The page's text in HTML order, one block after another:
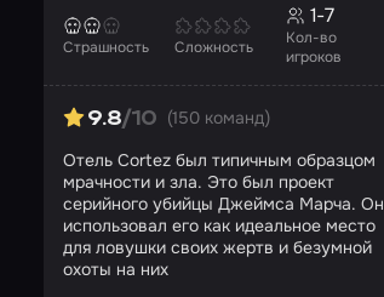
Страшность Сложность
Кол-во
игроков
1-7
9.8/10 (150 команд)
Отель Cortez был типичным образцом
мрачности и зла. Это был проект
серийного убийцы Джеймса Марча. Он
использовал его как идеальное место
для ловушки своих жертв и безумной
охоты на них